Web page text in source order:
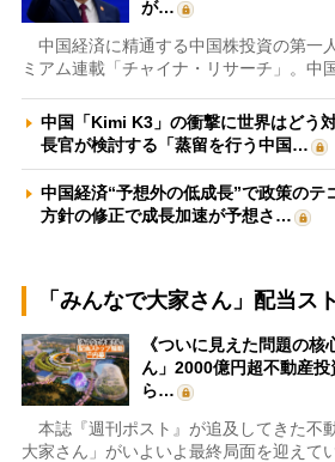
が…
中国経済に精通する中国株投資の第一
ミアム連載「チャイナ・リサーチ」。中
中国「Kimi K3」の衝撃に世界はどう
長官が検討する「蒸留を行う中国…
中国経済“予想外の低成長”で政策の
方針の修正で成長加速が予想さ…
「みんなで大家さん」配当ス
《ついに見えた問題の
ん」2000億円超不動産投
ら…
本誌『週刊ポスト』が追及してきた不
大家さん」がいよいよ最終局面を迎えて